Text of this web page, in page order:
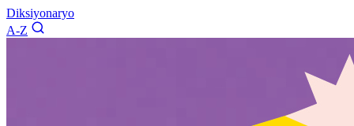
Diksiyonaryo
A-Z